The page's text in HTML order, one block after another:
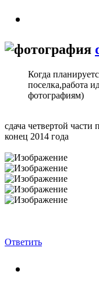
Когда
поселка,работа
фотографиям)
сдача четвертой
конец 2014 года
Ответить